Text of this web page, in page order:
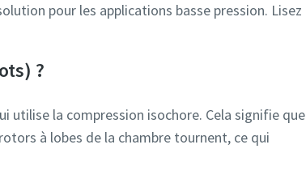
pour les applications basse pression. Lisez
?
utilise la compression isochore. Cela signifie que
à lobes de la chambre tournent, ce qui